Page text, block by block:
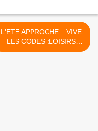
L'ETE APPROCHE....VIVE
LES CODES :LOISIRS
SPORTIFS >